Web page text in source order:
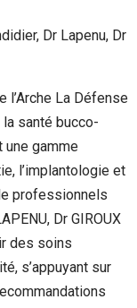
l’Arche La Défense
santé bucco-
une gamme
l’implantologie et
professionnels
Dr GIROUX
des soins
s’appuyant sur